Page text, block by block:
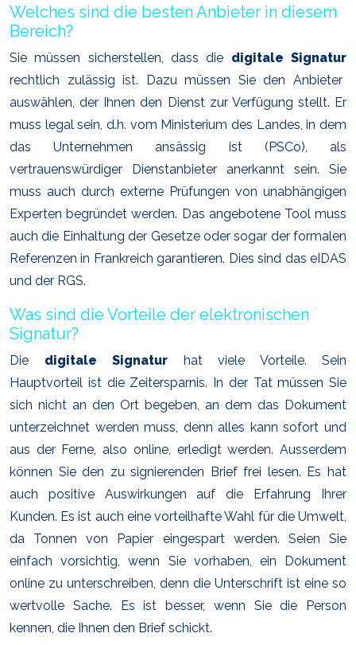
Welches sind die besten Anbieter in diesem
Bereich?
Sie müssen sicherstellen, dass die digitale Signatur
rechtlich zulässig ist. Dazu müssen Sie den Anbieter
auswählen, der Ihnen den Dienst zur Verfügung stellt. Er
muss legal sein, d.h. vom Ministerium des Landes, in dem
das Unternehmen ansässig ist (PSCo), als
vertrauenswürdiger Dienstanbieter anerkannt sein. Sie
muss auch durch externe Prüfungen von unabhängigen
Experten begründet werden. Das angebotene Tool muss
auch die Einhaltung der Gesetze oder sogar der formalen
Referenzen in Frankreich garantieren. Dies sind das eIDAS
und der RGS.
Was sind die Vorteile der elektronischen
Signatur?
Die digitale Signatur hat viele Vorteile. Sein
Hauptvorteil ist die Zeitersparnis. In der Tat müssen Sie
sich nicht an den Ort begeben, an dem das Dokument
unterzeichnet werden muss, denn alles kann sofort und
aus der Ferne, also online, erledigt werden. Ausserdem
können Sie den zu signierenden Brief frei lesen. Es hat
auch positive Auswirkungen auf die Erfahrung Ihrer
Kunden. Es ist auch eine vorteilhafte Wahl für die Umwelt,
da Tonnen von Papier eingespart werden. Seien Sie
einfach vorsichtig, wenn Sie vorhaben, ein Dokument
online zu unterschreiben, denn die Unterschrift ist eine so
wertvolle Sache. Es ist besser, wenn Sie die Person
kennen, die Ihnen den Brief schickt.